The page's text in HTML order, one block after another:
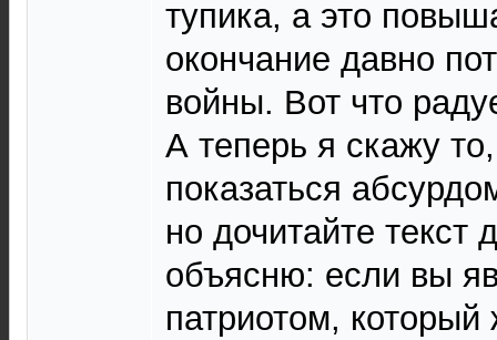
тупика, а это
окончание давно
войны. Вот что
А теперь я скажу
показаться
но дочитайте текст
объясню: если вы
патриотом, который